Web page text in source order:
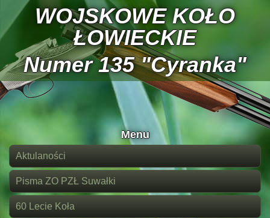
WOJSKOWE KOŁO
ŁOWIECKIE
Numer 135 "Cyranka"
Menu
Aktulaności
Pisma ZO PZŁ Suwałki
60 Lecie Koła